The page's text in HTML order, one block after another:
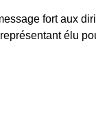
fort aux
élu